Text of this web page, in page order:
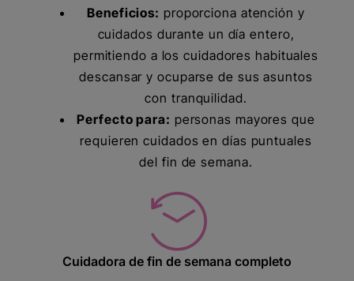
Beneficios: proporciona atención y
cuidados durante un día entero,
permitiendo a los cuidadores habituales
descansar y ocuparse de sus asuntos
con tranquilidad.
Perfecto para: personas mayores que
requieren cuidados en días puntuales
del fin de semana.
Cuidadora de fin de semana completo